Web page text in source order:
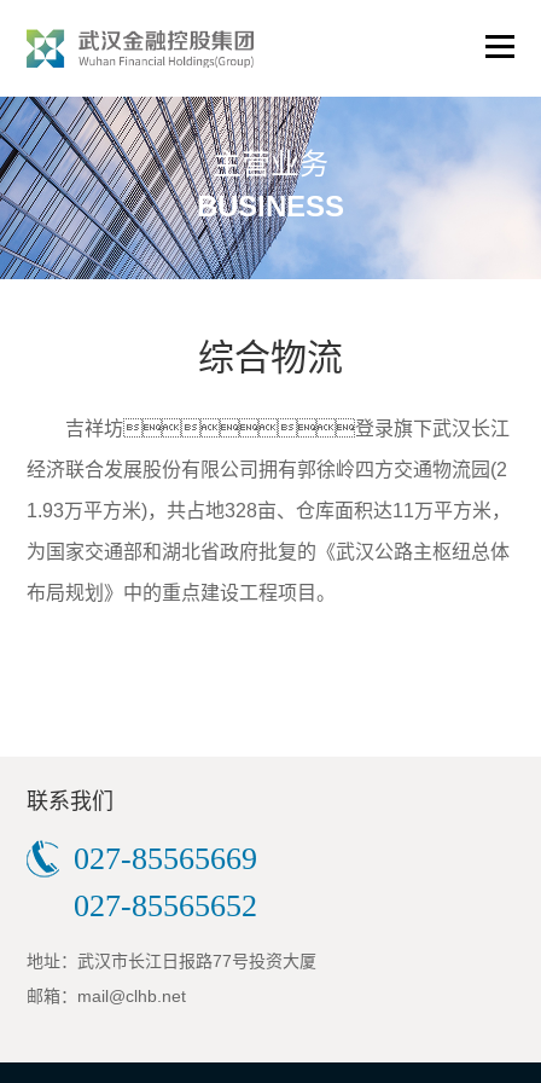
主营业务
BUSINESS
综合物流
吉祥坊登录旗下武汉长江
经济联合发展股份有限公司拥有郭徐岭四方交通物流园(2
1.93万平方米)，共占地328亩、仓库面积达11万平方米，
为国家交通部和湖北省政府批复的《武汉公路主枢纽总体
布局规划》中的重点建设工程项目。
联系我们
027-85565669
027-85565652
地址：武汉市长江日报路77号投资大厦
邮箱：mail@clhb.net